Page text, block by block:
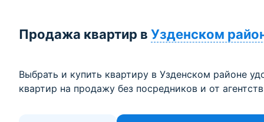
Продажа квартир в Узденском
Выбрать и купить квартиру в Узденском районе
квартир на продажу без посредников и от